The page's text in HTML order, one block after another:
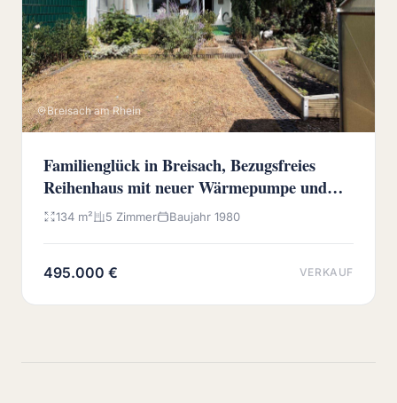
Breisach am Rhein
Familienglück in Breisach, Bezugsfreies
Reihenhaus mit neuer Wärmepumpe und
sonnigem Westgarten
134 m² 5 Zimmer Baujahr 1980
495.000 € VERKAUF